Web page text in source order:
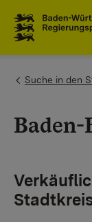
You are here:
Suche in den
Baden-